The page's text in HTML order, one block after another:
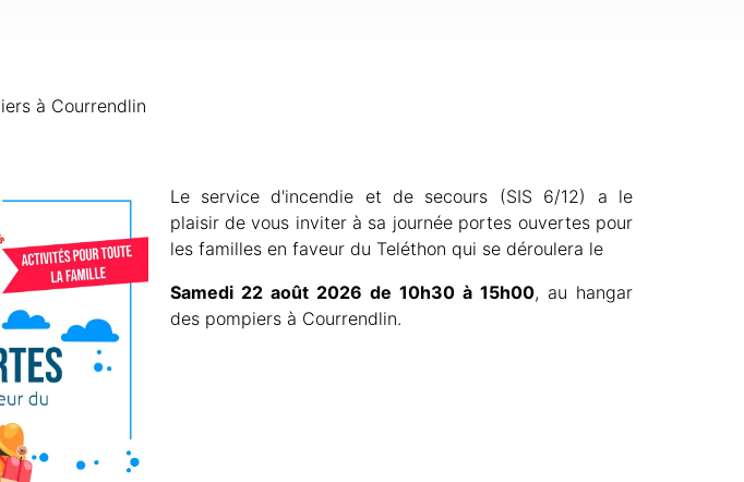
à Courrendlin
Le service d'incendie et de secours (SIS 6/12) a le
plaisir de vous inviter à sa journée portes ouvertes pour
les familles en faveur du Teléthon qui se déroulera le
Samedi 22 août 2026 de 10h30 à 15h00, au hangar
des pompiers à Courrendlin.